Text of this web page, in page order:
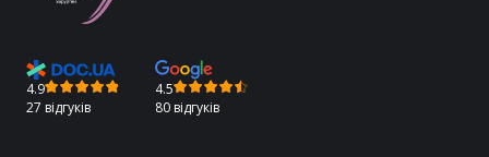
4.9
27 відгуків
4.5
80 відгуків